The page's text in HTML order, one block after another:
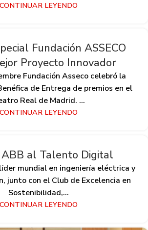
CONTINUAR LEYENDO
Fundación ASSECO
Proyecto Innovador
Fundación Asseco celebró la
de Entrega de premios en el
Real de Madrid. ...
CONTINUAR LEYENDO
ABB al Talento Digital
mundial en ingeniería eléctrica y
junto con el Club de Excelencia en
Sostenibilidad,...
CONTINUAR LEYENDO